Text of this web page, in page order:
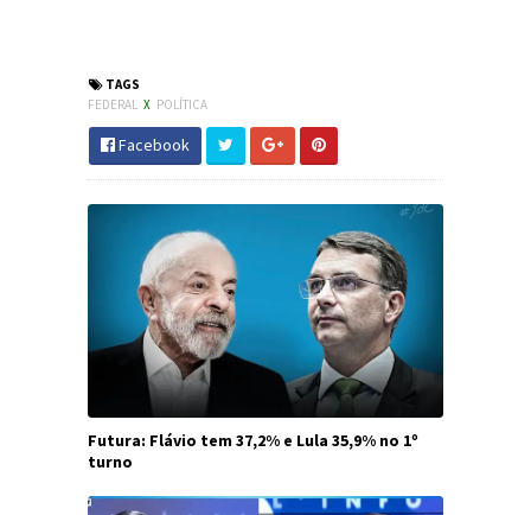
TAGS
FEDERAL X POLÍTICA
Facebook
Futura: Flávio tem 37,2% e Lula 35,9% no 1º
turno